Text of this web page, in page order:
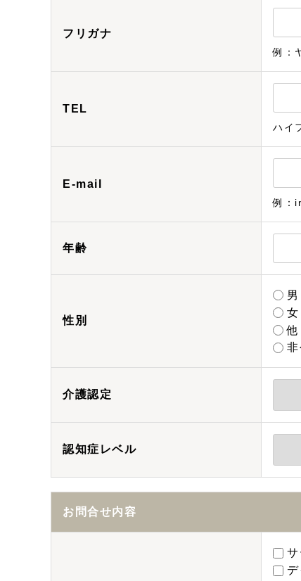
フリガナ
例：
TEL
ハイ
E-mail
例：
年齢
性別
男
女
他
非
介護認定
認知症レベル
お問合せ内容